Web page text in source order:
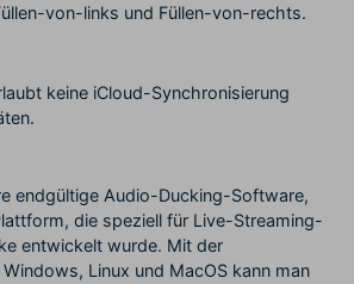
von-links und Füllen-von-rechts.
keine iCloud-Synchronisierung
endgültige Audio-Ducking-Software,
die speziell für Live-Streaming-
entwickelt wurde. Mit der
Linux und MacOS kann man